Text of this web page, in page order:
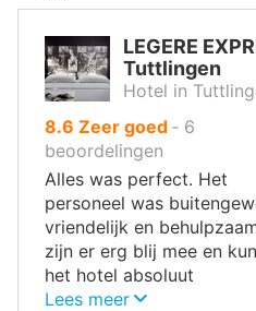
LEGERE
Tuttlingen
Hotel in
8.6 uit
10
,
Zeer goed ‐ 6
beoordelingen
Alles was perfect. Het
personeel was
vriendelijk en
zijn er erg blij mee en
het hotel absoluut
aanbevelen.
Lees meer